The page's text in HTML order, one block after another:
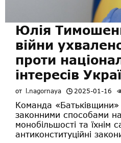
Юлія
війни
проти
інтересів
от l.nagornaya 2025-01-16
Команда «Батьківщини»
законними способами
монобільшості та їхнім
антиконституційні